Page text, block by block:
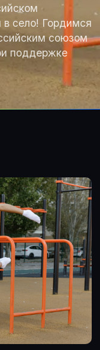
село! Гордимся
союзом
поддержке